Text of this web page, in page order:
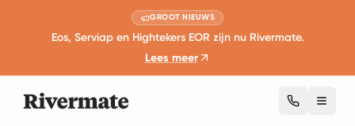
GROOT NIEUWS
Eos, Serviap en Hightekers EOR zijn nu Rivermate.
Lees meer